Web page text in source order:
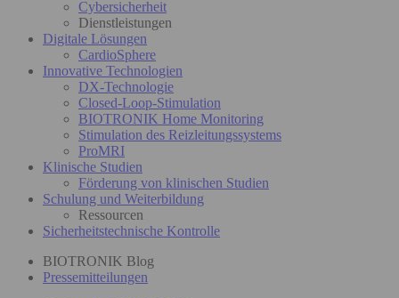
Cybersicherheit
Dienstleistungen
Digitale Lösungen
CardioSphere
Innovative Technologien
DX-Technologie
Closed-Loop-Stimulation
BIOTRONIK Home Monitoring
Stimulation des Reizleitungssystems
ProMRI
Klinische Studien
Förderung von klinischen Studien
Schulung und Weiterbildung
Ressourcen
Sicherheitstechnische Kontrolle
BIOTRONIK Blog
Pressemitteilungen